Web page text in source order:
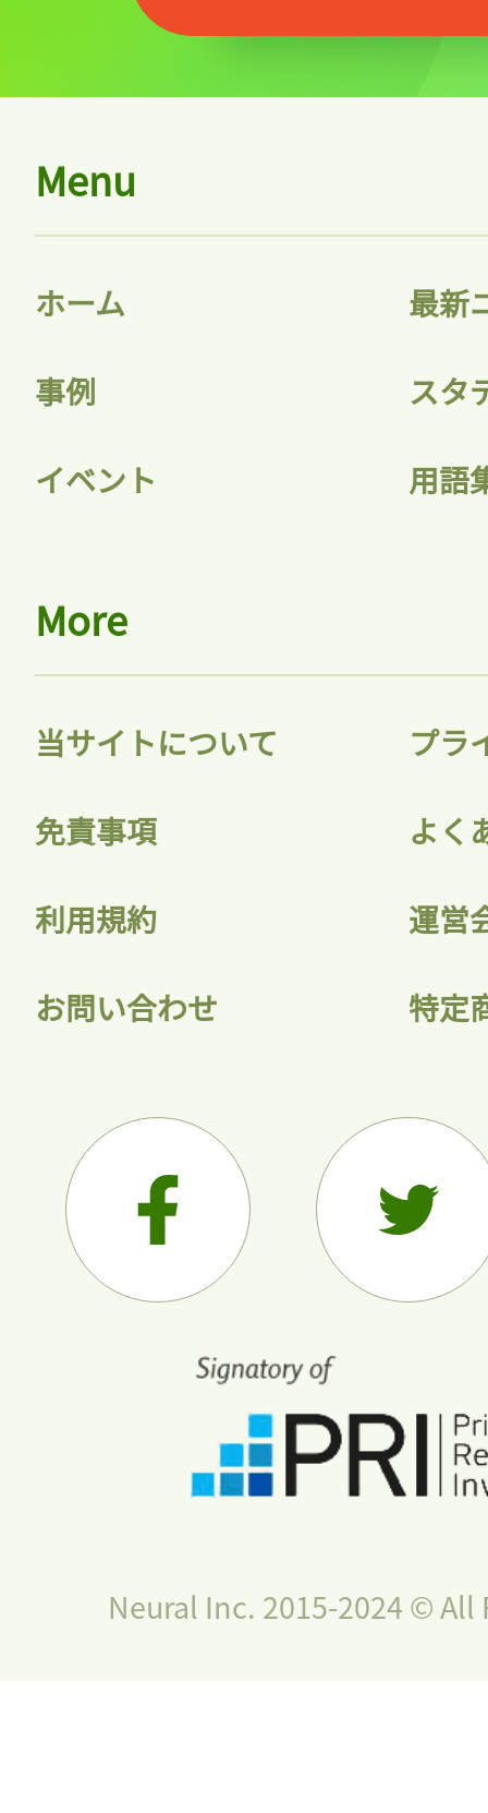
ログインが必
会員登録
Menu
ホーム 最新
事例 スタ
イベント 用語
More
当サイトについて プラ
免責事項 よく
利用規約 運営
お問い合わせ 特定
Neural Inc. 2015-2024 © All